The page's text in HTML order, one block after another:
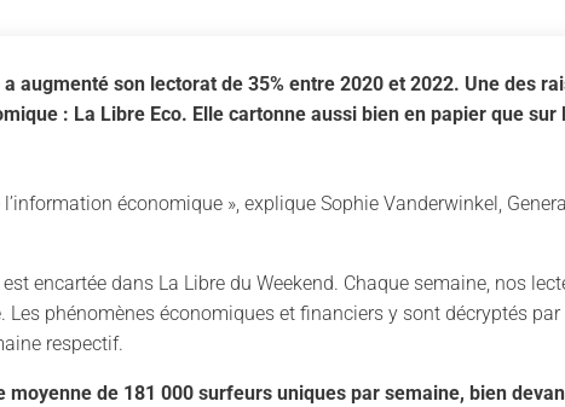
augmenté son lectorat de 35% entre 2020 et 2022. Une des
: La Libre Eco. Elle cartonne aussi bien en papier que sur
économique », explique Sophie Vanderwinkel,
encartée dans La Libre du Weekend. Chaque semaine, nos
Les phénomènes économiques et financiers y sont décryptés
respectif.
moyenne de 181 000 surfeurs uniques par semaine, bien